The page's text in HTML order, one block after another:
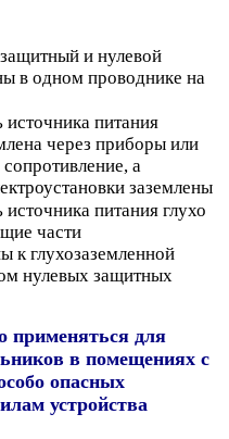
и нулевой
в одном проводнике на
источника питания
через приборы или
а
заземлены
питания глухо
части
к глухозаземленной
нулевых защитных
применяться для
в помещениях с
опасных
устройства